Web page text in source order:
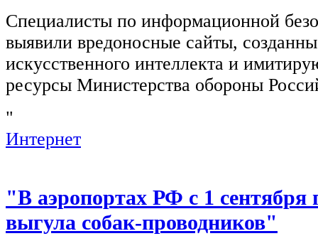
Специалисты по информационной
выявили вредоносные сайты,
искусственного интеллекта и
ресурсы Министерства обороны
"
Интернет
"В аэропортах РФ с 1 сентября
выгула собак-проводников"